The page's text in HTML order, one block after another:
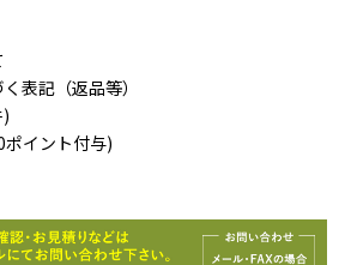
表記（返品等）
ポイント付与)